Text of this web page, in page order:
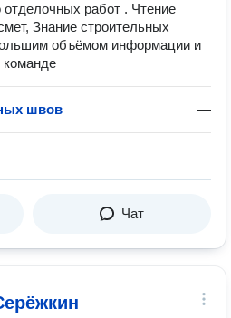
отделочных работ . Чтение
Знание строительных
объёмом информации и
швов —
Чат